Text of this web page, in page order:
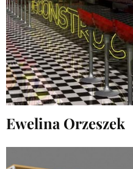
Ewelina Orzeszek